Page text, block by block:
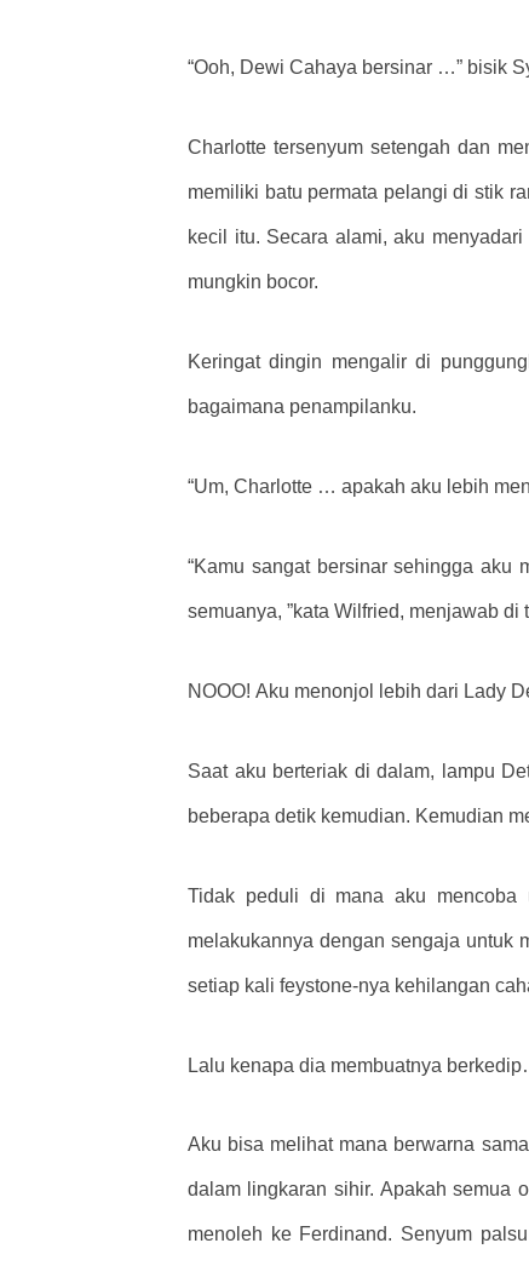
“Ooh, Dewi Cahaya bersinar …” bisik
Charlotte tersenyum setengah dan
memiliki batu permata pelangi di stik
kecil itu. Secara alami, aku
mungkin bocor.
Keringat dingin mengalir di
bagaimana penampilanku.
“Um, Charlotte … apakah aku lebih
“Kamu sangat bersinar sehingga aku
semuanya, ”kata Wilfried, menjawab di
NOOO! Aku menonjol lebih dari Lady
Saat aku berteriak di dalam, lampu
beberapa detik kemudian. Kemudian
Tidak peduli di mana aku mencoba
melakukannya dengan sengaja untuk
setiap kali feystone-nya kehilangan
Lalu kenapa dia membuatnya
Aku bisa melihat mana berwarna
dalam lingkaran sihir. Apakah semua
menoleh ke Ferdinand. Senyum